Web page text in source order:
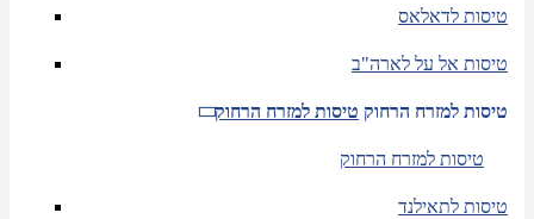
טיסות לדאלאס
טיסות אל על לארה"ב
טיסות למזרח הרחוק טיסות למזרח הרחוק
טיסות למזרח הרחוק
טיסות לתאילנד